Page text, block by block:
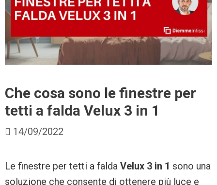
Che cosa sono le finestre per
tetti a falda Velux 3 in 1
14/09/2022
Le finestre per tetti a falda Velux 3 in 1 sono una
soluzione che consente di ottenere più luce e